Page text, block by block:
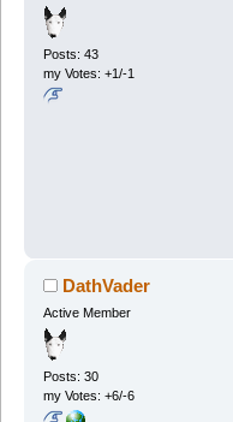
Posts: 43
my Votes: +1/-1
DathVader
Active Member
Posts: 30
my Votes: +6/-6